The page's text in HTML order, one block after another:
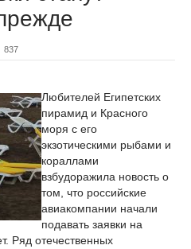
837
Любителей Египетских
пирамид и Красного
моря с его
экзотическими рыбами и
кораллами
взбудоражила новость о
том, что российские
авиакомпании начали
подавать заявки на
Ряд отечественных